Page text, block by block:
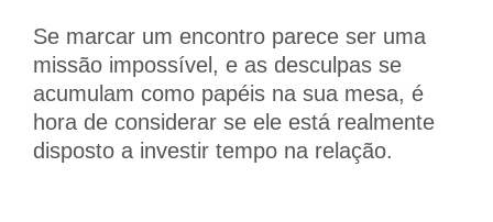
Se marcar um encontro parece ser uma
missão impossível, e as desculpas se
acumulam como papéis na sua mesa, é
hora de considerar se ele está realmente
disposto a investir tempo na relação.